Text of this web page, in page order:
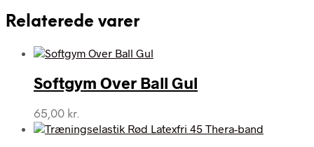
Relaterede varer
Softgym Over Ball Gul
65,00 kr.